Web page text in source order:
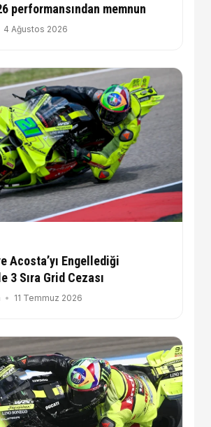
performansından memnun
4 Ağustos 2026
Acosta’yı Engellediği
3 Sıra Grid Cezası
11 Temmuz 2026